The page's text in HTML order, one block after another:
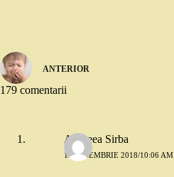
ANTERIOR
179 comentarii
Andreea Sirba
13 NOIEMBRIE 2018/10:06 AM